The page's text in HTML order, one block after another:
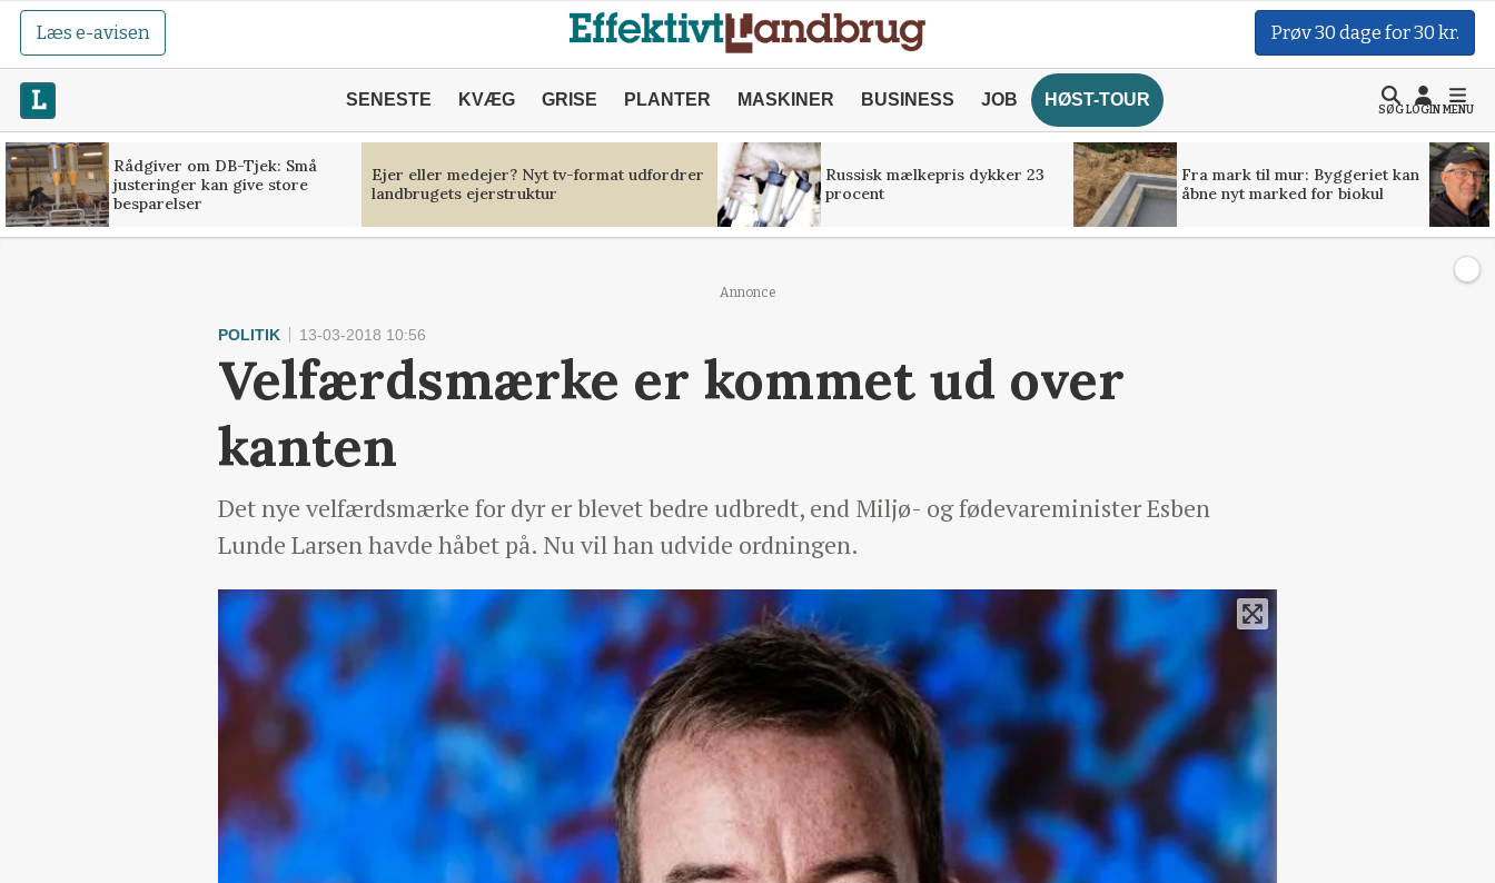
Læs e-avisen Prøv 30 dage for 30 kr.
SENESTE KVÆG GRISE PLANTER MASKINER BUSINESS JOB HØST-TOUR
SØGLOGINMENU
Rådgiver om DB-Tjek: Små
justeringer kan give store
besparelser
Ejer eller medejer? Nyt tv-format udfordrer
landbrugets ejerstruktur
Russisk mælkepris dykker 23
procent
Fra mark til mur: Byggeriet kan
åbne nyt marked for biokul
Annonce
POLITIK 13-03-2018 10:56
Velfærdsmærke er kommet ud over
kanten
Det nye velfærdsmærke for dyr er blevet bedre udbredt, end Miljø- og fødevareminister Esben
Lunde Larsen havde håbet på. Nu vil han udvide ordningen.